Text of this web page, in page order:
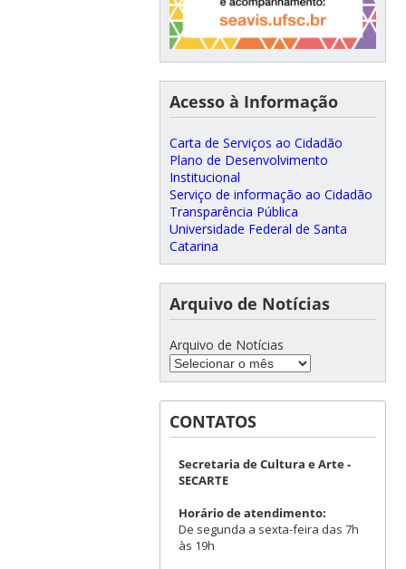
Acesso à Informação
Carta de Serviços ao Cidadão
Plano de Desenvolvimento
Institucional
Serviço de informação ao Cidadão
Transparência Pública
Universidade Federal de Santa
Catarina
Arquivo de Notícias
Arquivo de Notícias
CONTATOS
Secretaria de Cultura e Arte -
SECARTE
Horário de atendimento:
De segunda a sexta-feira das 7h
às 19h